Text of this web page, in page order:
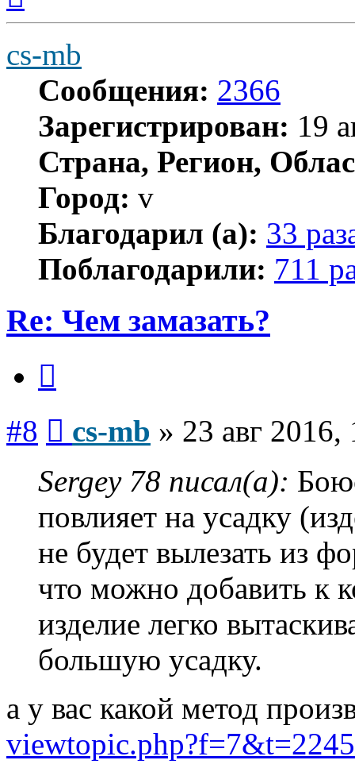
началу
cs-mb
Сообщения: 2366
Зарегистрирован: 19
Страна, Регион,
Город: v
Благодарил (а): 33
Поблагодарили: 711
Re: Чем замазать?
#8 cs-mb » 23 авг 2016,
Sergey 78 писал(а):
повлияет на усадку
не будет вылезать из
что можно добавить к
изделие легко
большую усадку.
а у вас какой метод